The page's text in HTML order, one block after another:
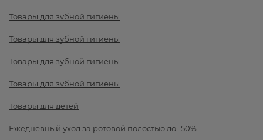
Товары для зубной гигиены
Товары для зубной гигиены
Товары для зубной гигиены
Товары для зубной гигиены
Товары для детей
Ежедневный уход за ротовой полостью до -50%